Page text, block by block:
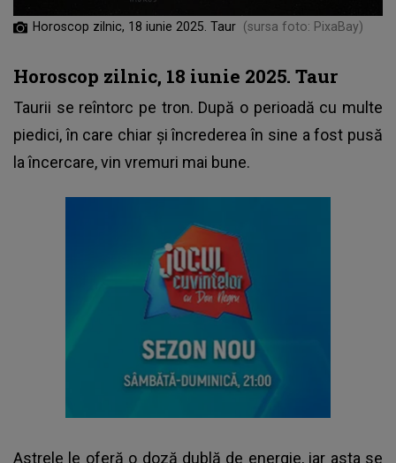
Horoscop zilnic, 18 iunie 2025. Taur (sursa foto: PixaBay)
Horoscop zilnic, 18 iunie 2025. Taur
Taurii se reîntorc pe tron. După o perioadă cu multe
piedici, în care chiar și încrederea în sine a fost pusă
la încercare, vin vremuri mai bune.
Astrele le oferă o doză dublă de energie, iar asta se